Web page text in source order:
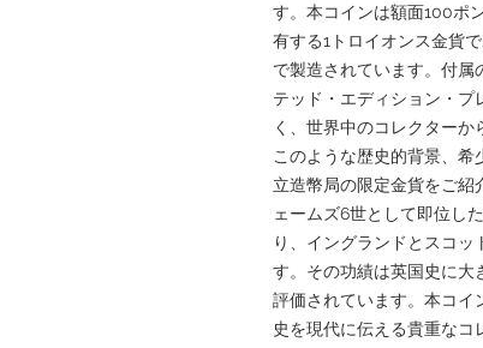
す。本コインは額面100ポ
有する1トロイオンス金貨
で製造されています。付属
テッド・エディション・プ
く、世界中のコレクターか
このような歴史的背景、
立造幣局の限定金貨をご紹
ェームズ6世として即位し
り、イングランドとスコ
す。その功績は英国史に大
評価されています。本コイ
史を現代に伝える貴重なコ